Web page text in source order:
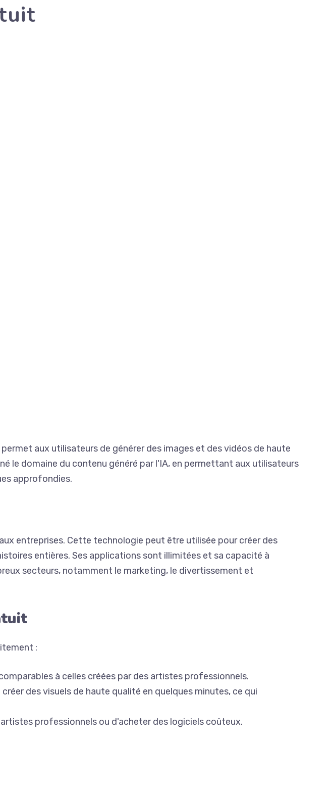
aux utilisateurs de générer des images et des vidéos de haute
le domaine du contenu généré par l'IA, en permettant aux utilisateurs
approfondies.
entreprises. Cette technologie peut être utilisée pour créer des
entières. Ses applications sont illimitées et sa capacité à
secteurs, notamment le marketing, le divertissement et
:
à celles créées par des artistes professionnels.
des visuels de haute qualité en quelques minutes, ce qui
professionnels ou d'acheter des logiciels coûteux.